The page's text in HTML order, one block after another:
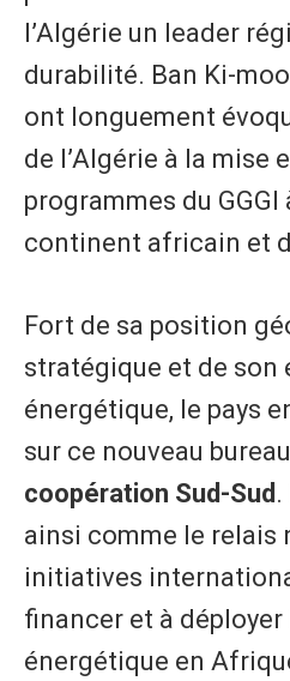
l’Algérie un leader
durabilité. Ban Ki-
ont longuement
de l’Algérie à la mise
programmes du GGGI
continent africain et
Fort de sa position
stratégique et de son
énergétique, le pays
sur ce nouveau
coopération Sud-Sud .
ainsi comme le relais
initiatives
financer et à
énergétique en